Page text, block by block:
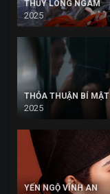
THỦY LONG NGÂM
2025
THỎA THUẬN BÍ MẬT
2025
YẾN NGỘ VĨNH AN